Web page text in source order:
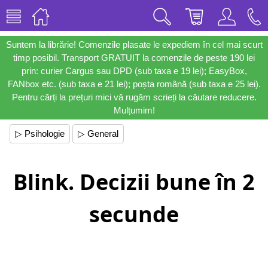
Suntem la librărie! Comenzile plasate le expediem în cel mai scurt
timp posibil. Transport GRATUIT la comenzile de peste 190 lei
prin: curier Cargus sau DPD (sub taxa e 19 lei); EasyBox,
FANbox etc. (sub taxa e 21 lei); poșta română (sub taxa e 25 lei).
Pentru cărți la prețuri mici vă rugăm scrieți la căutare reducere.
Mulțumim!
▷ Psihologie ▷ General
Blink. Decizii bune în 2
secunde